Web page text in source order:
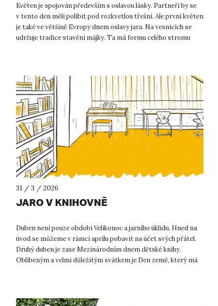
Květen je spojován především s oslavou lásky. Partneři by se
v tento den měli políbit pod rozkvetlou třešní. Ale první květen
je také ve většině Evropy dnem oslavy jara. Na vesnicích se
udržuje tradice stavění májky. Ta má formu celého stromu
31 / 3 / 2026
JARO V KNIHOVNĚ
Duben není pouze období Velikonoc a jarního úklidu. Hned na
úvod se můžeme v rámci aprílu pobavit na účet svých přátel.
Druhý duben je zase Mezinárodním dnem dětské knihy.
Oblíbeným a velmi důležitým svátkem je Den země, který má